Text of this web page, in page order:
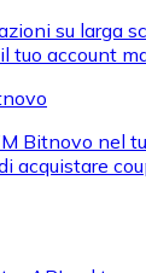
su larga
tuo account
Bitnovo nel
acquistare